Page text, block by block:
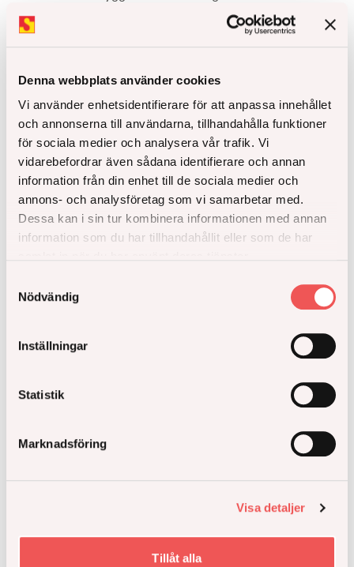
Denna webbplats använder cookies
Vi använder enhetsidentifierare för att anpassa innehållet
och annonserna till användarna, tillhandahålla funktioner
för sociala medier och analysera vår trafik. Vi
vidarebefordrar även sådana identifierare och annan
information från din enhet till de sociala medier och
annons- och analysföretag som vi samarbetar med.
Dessa kan i sin tur kombinera informationen med annan
information som du har tillhandahållit eller som de har
Nödvändig
Inställningar
Statistik
Marknadsföring
Visa detaljer
Tillåt alla
referensgrupp. Ordförande är Jenny Winblad von
Walter, Bonava Sverige AB, medan Anders Larsson,
Stockholms Byggmästareföreningen, är sekreterare.
Senaste artiklarna
Åke Sundvall säljer återstående del av Atlaskvarteret